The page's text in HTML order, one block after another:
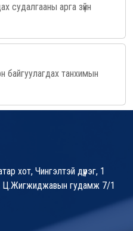
судалгааны арга зүйн
байгуулагдах танхимын
хот, Чингэлтэй дүүрэг, 1
Ц.Жигжиджавын гудамж 7/1